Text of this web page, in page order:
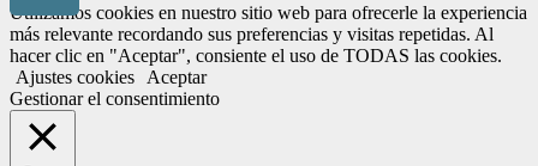
Utilizamos cookies en nuestro sitio web para ofrecerle la experiencia
más relevante recordando sus preferencias y visitas repetidas. Al
hacer clic en "Aceptar", consiente el uso de TODAS las cookies.
Ajustes cookies
Aceptar
Gestionar el consentimiento